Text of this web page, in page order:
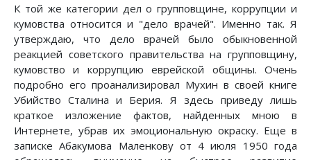
К той же категории дел о групповщине, коррупции и
кумовства относится и "дело врачей". Именно так. Я
утверждаю, что дело врачей было обыкновенной
реакцией советского правительства на групповщину,
кумовство и коррупцию еврейской общины. Очень
подробно его проанализировал Мухин в своей книге
Убийство Сталина и Берия. Я здесь приведу лишь
краткое изложение фактов, найденных мною в
Интернете, убрав их эмоциональную окраску. Еще в
записке Абакумова Маленкову от 4 июля 1950 года